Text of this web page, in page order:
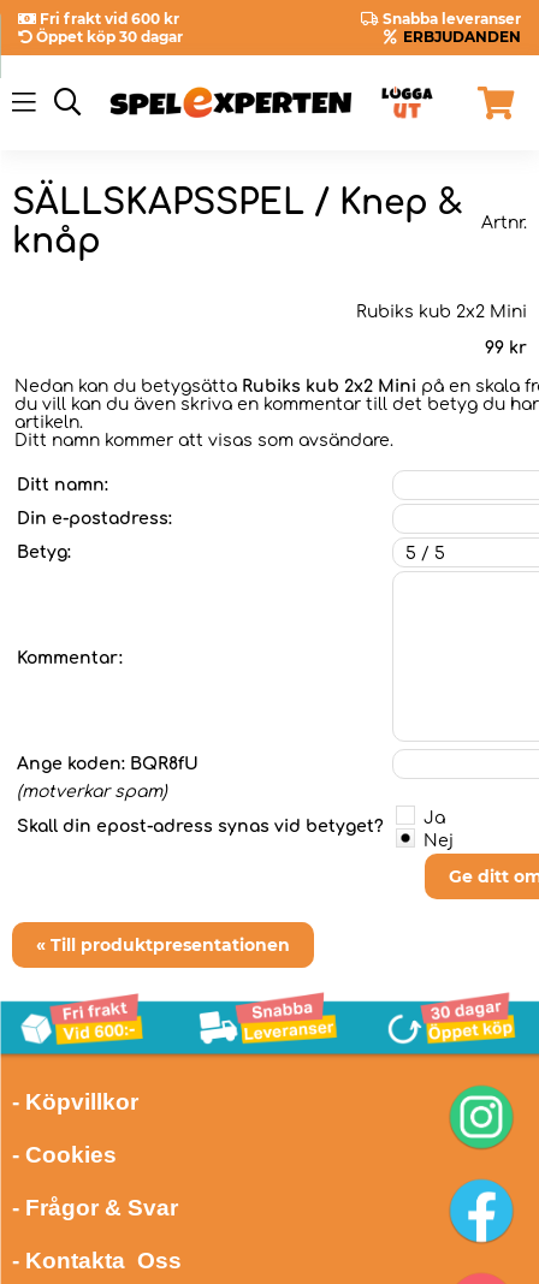
Fri frakt vid 600 kr
Snabba leveranser
Öppet köp 30 dagar
ERBJUDANDEN
SÄLLSKAPSSPEL / Knep &
knåp
Artnr.
Rubiks kub 2x2 Mini
99 kr
Nedan kan du betygsätta Rubiks kub 2x2 Mini på en skala
du vill kan du även skriva en kommentar till det betyg du
artikeln.
Ditt namn kommer att visas som avsändare.
Ditt namn:
Din e-postadress:
Betyg:
Kommentar:
Ange koden: BQR8fU
(motverkar spam)
Skall din epost-adress synas vid betyget?
Ja
Nej
Ge ditt
« Till produktpresentationen
- Köpvillkor
- Cookies
- Frågor & Svar
- Kontakta Oss